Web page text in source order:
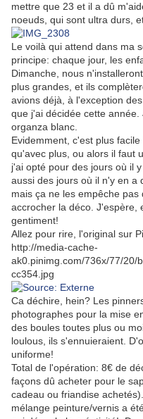
mettre que 23 et il a dû
noeuds, qui sont ultra durs,
Le voilà qui attend dans ma
principe: chaque jour, les
Dimanche, nous
plus grandes, et ils
avions déjà, à l'exception
que j'ai décidée cette
organza blanc.
Evidemment, c'est plus
qu'avec plus, ou alors il faut
j'ai opté pour des jours où il
aussi des jours où il n'y en a
mais ça ne les empêche
accrocher la déco. J'espère,
gentiment!
Allez pour rire, l'original sur
http://media-cache-
ak0.pinimg.com/736x/77/20/
cc354.jpg
Ca déchire, hein? Les
photographes pour la mise
des boules toutes plus ou
loulous, ils s'ennuieraient.
uniforme!
Total de l'opération: 8€ de
façons dû acheter pour le
cadeau ou friandise
mélange peinture/vernis a